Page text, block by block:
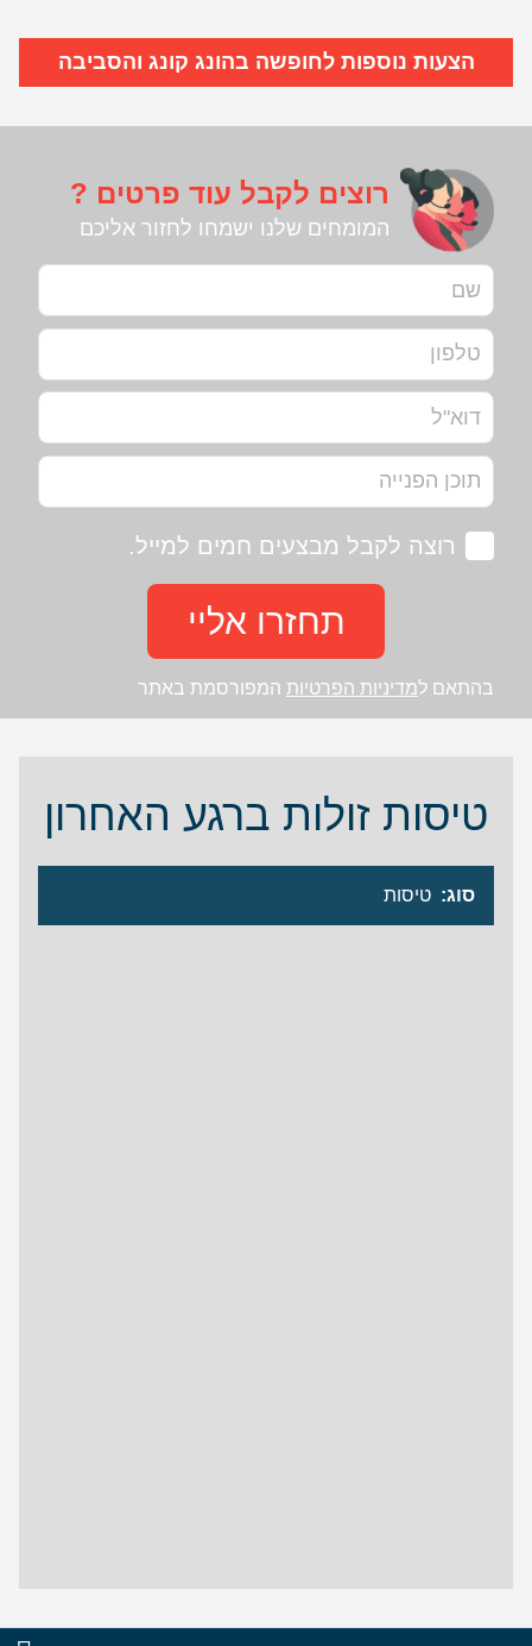
הצעות נוספות לחופשה בהונג קונג והסביבה
רוצים לקבל עוד פרטים ?
המומחים שלנו ישמחו לחזור אליכם
רוצה לקבל מבצעים חמים למייל.
תחזרו אליי
בהתאם למדיניות הפרטיות המפורסמת באתר
טיסות זולות ברגע האחרון
סוג